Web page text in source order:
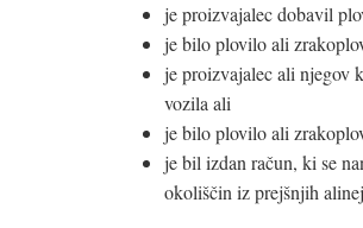
je proizvajalec dobavil
je bilo plovilo ali
je proizvajalec ali njegov
vozila ali
je bilo plovilo ali
je bil izdan račun, ki se
okoliščin iz prejšnjih